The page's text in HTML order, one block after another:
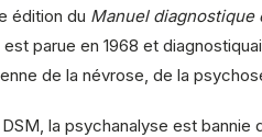
édition du Manuel
parue en 1968 et
de la névrose, de la
la psychanalyse est